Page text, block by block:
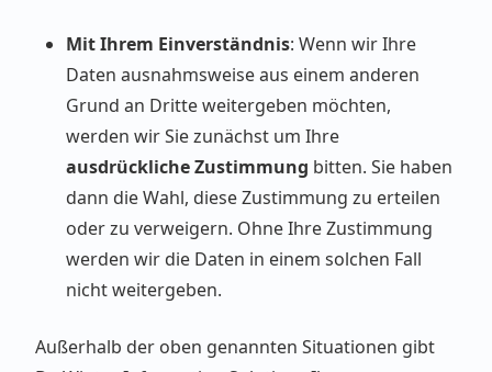
Mit Ihrem Einverständnis: Wenn wir Ihre
Daten ausnahmsweise aus einem anderen
Grund an Dritte weitergeben möchten,
werden wir Sie zunächst um Ihre
ausdrückliche Zustimmung bitten. Sie haben
dann die Wahl, diese Zustimmung zu erteilen
oder zu verweigern. Ohne Ihre Zustimmung
werden wir die Daten in einem solchen Fall
nicht weitergeben.
Außerhalb der oben genannten Situationen gibt